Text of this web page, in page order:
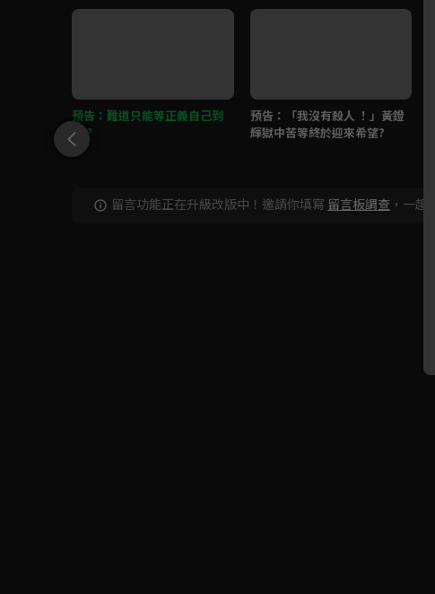
預告：難道只能等正義自己到
來？
預告：「我沒有殺人 ！」黃鐙
輝獄中苦等終於迎來希望?
留言功能正在升級改版中！邀請你填寫 留言板調查 ，一起